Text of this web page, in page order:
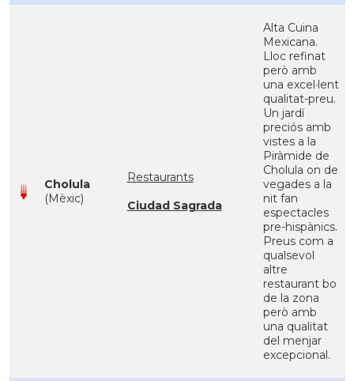
Cholula
(Mèxic)
Restaurants
Ciudad Sagrada
Alta Cuina
Mexicana.
Lloc refinat
però amb
una excel·lent
qualitat-preu.
Un jardí
preciós amb
vistes a la
Piràmide de
Cholula on de
vegades a la
nit fan
espectacles
pre-hispànics.
Preus com a
qualsevol
altre
restaurant bo
de la zona
però amb
una qualitat
del menjar
excepcional.